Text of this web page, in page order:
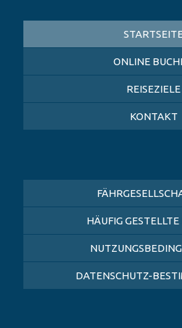
STARTSEITE
ONLINE
REISEZIELE
KONTAKT
HÄUFIG
DATENSCHUTZ-